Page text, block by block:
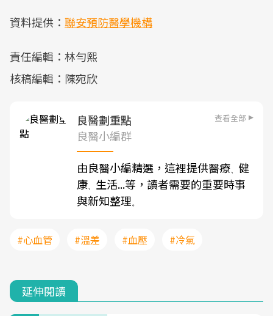
資料提供： 聯安預防醫學機構
責任編輯：林勻熙
核稿編輯：陳宛欣
良醫劃重點 查看全部
良醫小編群
由良醫小編精選，這裡提供醫療、 健
康、 生活...等，讀者需要的重要時事
與新知整理。
#心血管 #溫差 #血壓 #冷氣
延伸閱讀